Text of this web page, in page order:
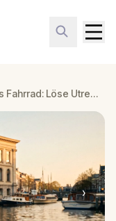
Verschwundenes Fahrrad: Löse Utrechts aufregendstes Rätsel
›